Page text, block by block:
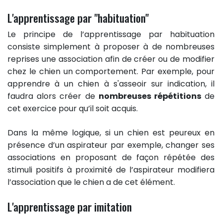
L'apprentissage par "habituation"
Le principe de l’apprentissage par habituation
consiste simplement à proposer à de nombreuses
reprises une association afin de créer ou de modifier
chez le chien un comportement. Par exemple, pour
apprendre à un chien à s'asseoir sur indication, il
faudra alors créer de nombreuses répétitionsde
cet exercice pour qu’il soit acquis.
Dans la même logique, si un chien est peureux en
présence d’un aspirateur par exemple, changer ses
associations en proposant de façon répétée des
stimuli positifs à proximité de l’aspirateur modifiera
l’association que le chien a de cet élément.
L'apprentissage par imitation